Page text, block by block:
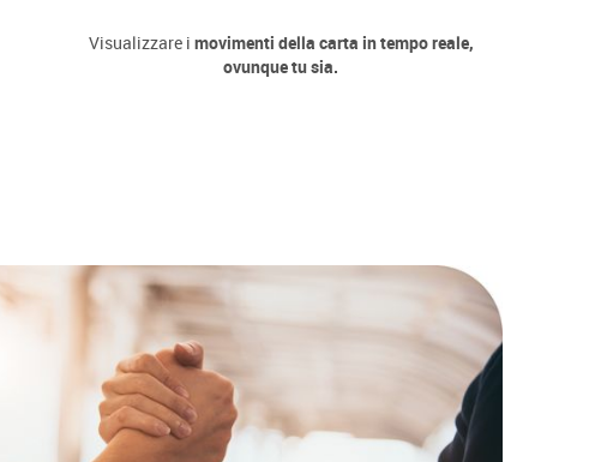
Visualizzare i movimenti della carta in tempo reale,
ovunque tu sia.